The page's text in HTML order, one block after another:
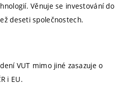
Věnuje se investování do
deseti společnostech.
VUT mimo jiné zasazuje o
i EU.